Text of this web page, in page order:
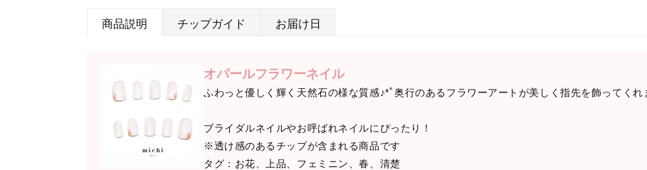
商品説明 チップガイド お届け日
オパールフラワーネイル
ふわっと優しく輝く天然石の様な質感♪*ﾟ奥行のあるフラワーアートが美しく指先を飾ってくれ
ブライダルネイルやお呼ばれネイルにぴったり！
※透け感のあるチップが含まれる商品です
タグ：お花、上品、フェミニン、春、清楚